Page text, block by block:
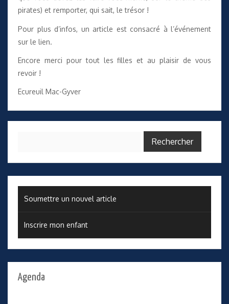
pirates) et remporter, qui sait, le trésor !
Pour plus d’infos, un article est consacré à l’événement
sur le lien.
Encore merci pour tout les filles et au plaisir de vous
revoir !
Ecureuil Mac-Gyver
Soumettre un nouvel article
Inscrire mon enfant
Agenda